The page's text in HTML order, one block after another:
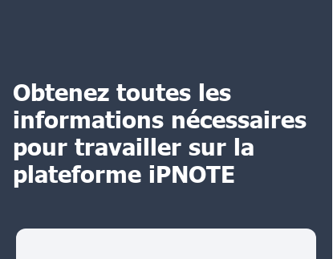
Obtenez toutes les
informations nécessaires
pour travailler sur la
plateforme iPNOTE